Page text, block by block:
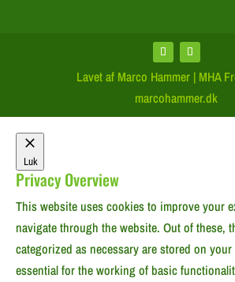
Lavet af Marco Hammer | MHA
marcohammer.dk
Luk
Privacy Overview
This website uses cookies to improve your
navigate through the website. Out of these,
categorized as necessary are stored on
essential for the working of basic